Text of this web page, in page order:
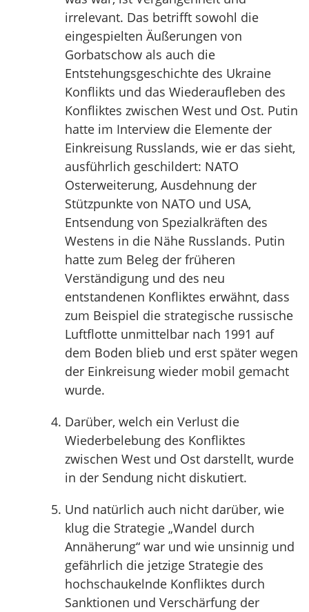
irrelevant. Das betrifft sowohl die
eingespielten Äußerungen von
Gorbatschow als auch die
Entstehungsgeschichte des Ukraine
Konflikts und das Wiederaufleben des
Konfliktes zwischen West und Ost. Putin
hatte im Interview die Elemente der
Einkreisung Russlands, wie er das sieht,
ausführlich geschildert: NATO
Osterweiterung, Ausdehnung der
Stützpunkte von NATO und USA,
Entsendung von Spezialkräften des
Westens in die Nähe Russlands. Putin
hatte zum Beleg der früheren
Verständigung und des neu
entstandenen Konfliktes erwähnt, dass
zum Beispiel die strategische russische
Luftflotte unmittelbar nach 1991 auf
dem Boden blieb und erst später wegen
der Einkreisung wieder mobil gemacht
wurde.
Darüber, welch ein Verlust die
Wiederbelebung des Konfliktes
zwischen West und Ost darstellt, wurde
in der Sendung nicht diskutiert.
Und natürlich auch nicht darüber, wie
klug die Strategie „Wandel durch
Annäherung“ war und wie unsinnig und
gefährlich die jetzige Strategie des
hochschaukelnde Konfliktes durch
Sanktionen und Verschärfung der